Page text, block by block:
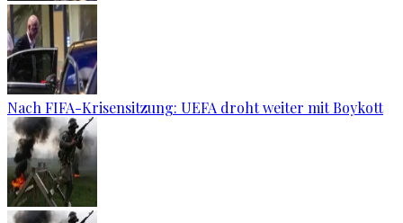
Nach FIFA-Krisensitzung: UEFA droht weiter mit Boykott